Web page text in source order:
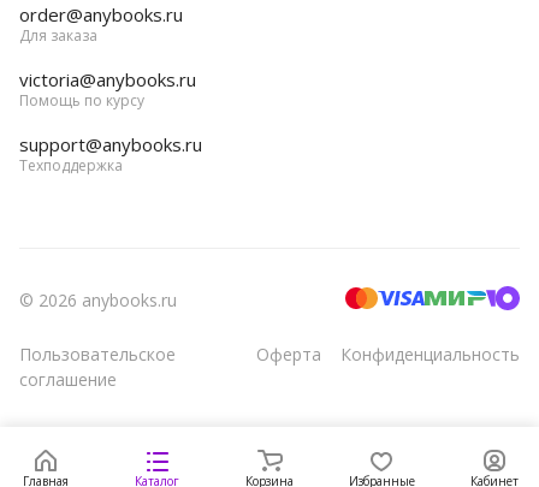
order@anybooks.ru
Для заказа
victoria@anybooks.ru
Помощь по курсу
support@anybooks.ru
Техподдержка
© 2026 anybooks.ru
Пользовательское
соглашение
Оферта Конфиденциальность
Главная Каталог Корзина Избранные Кабинет